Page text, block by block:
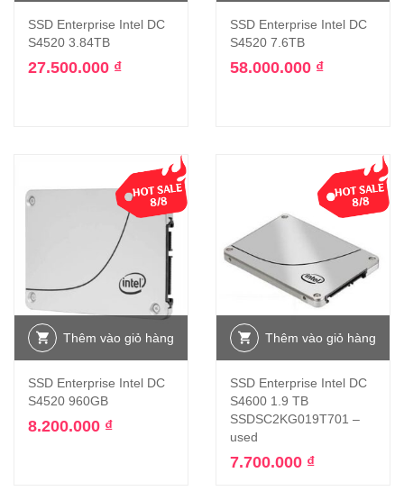
SSD Enterprise Intel DC
S4520 3.84TB
27.500.000 ₫
SSD Enterprise Intel DC
S4520 7.6TB
58.000.000 ₫
Thêm vào giỏ hàng
SSD Enterprise Intel DC
S4520 960GB
8.200.000 ₫
Thêm vào giỏ hàng
SSD Enterprise Intel DC
S4600 1.9 TB
SSDSC2KG019T701 –
used
7.700.000 ₫